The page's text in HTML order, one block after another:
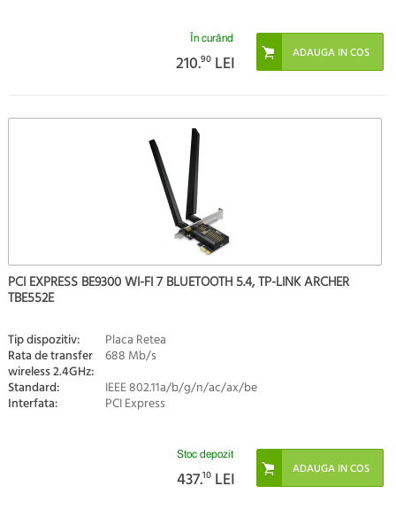
În curând
210.90 LEI
PCI EXPRESS BE9300 WI-FI 7 BLUETOOTH 5.4, TP-LINK ARCHER
TBE552E
Tip dispozitiv: Placa Retea
Rata de transfer
wireless 2.4GHz:
688 Mb/s
Standard:
IEEE 802.11a/b/g/n/ac/ax/be
Interfata: PCI Express
Stoc depozit
437.10 LEI